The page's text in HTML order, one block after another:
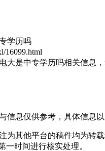
定办学机构的泛称。天津电
学历吗
16099.html
大是中专学历吗相关信息
信息仅供参考，具体信息
为其他平台的稿件均为
一时间进行核实处理。